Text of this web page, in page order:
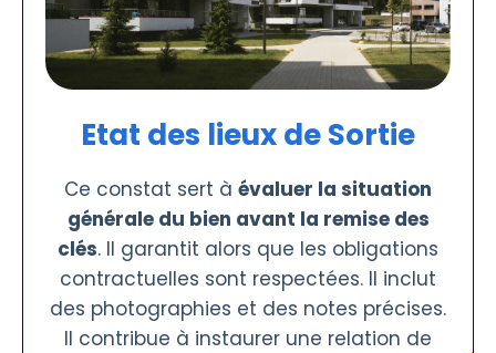
Etat des lieux de Sortie
Ce constat sert à évaluer la situation
générale du bien avant la remise des
clés. Il garantit alors que les obligations
contractuelles sont respectées. Il inclut
des photographies et des notes précises.
Il contribue à instaurer une relation de